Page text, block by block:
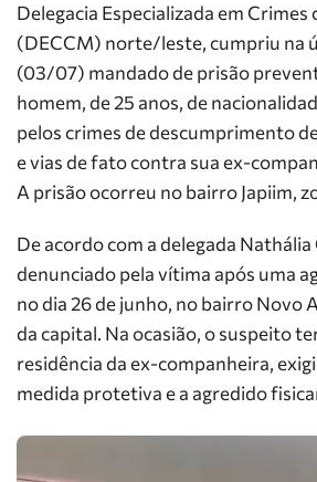
Delegacia Especializada em
(DECCM) norte/leste, cumpriu na
(03/07) mandado de prisão
homem, de 25 anos, de
pelos crimes de descumprimento
e vias de fato contra sua ex-
A prisão ocorreu no bairro Japiim,
De acordo com a delegada
denunciado pela vítima após uma
no dia 26 de junho, no bairro Novo
da capital. Na ocasião, o suspeito
residência da ex-companheira,
medida protetiva e a agredido